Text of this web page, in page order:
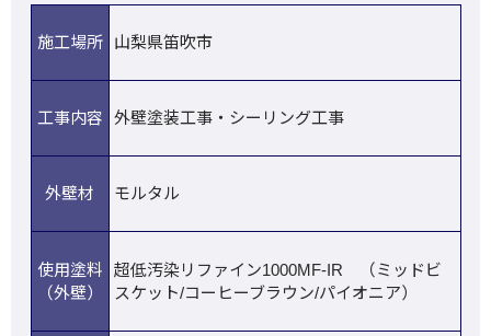
施工場所 山梨県笛吹市
工事内容 外壁塗装工事・シーリング工事
外壁材 モルタル
使用塗料
（外壁）
超低汚染リファイン1000MF-IR （ミッドビ
スケット/コーヒーブラウン/パイオニア）